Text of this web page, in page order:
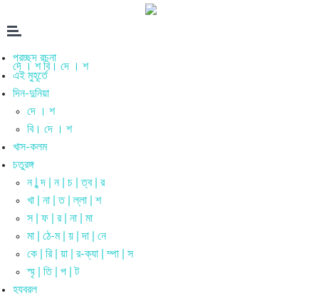
প্রচ্ছদ রচনা
এই মুহূর্তে
দিন-দুনিয়া
দে । শ
বি। দে । শ
খাস-কলম
চতুরঙ্গ
ন | ন্দ | ন | চ | ত্ব | র
খা | না | ত | ল্লা | শ
স | ফ | র | না | মা
মা | ঠে-ম | য় | দা | নে
কে | রি | য়া | র-ক্যা | ম্পা | স
স্মৃ | তি | প | ট
হযবরল
দে । শ বি। দে । শ